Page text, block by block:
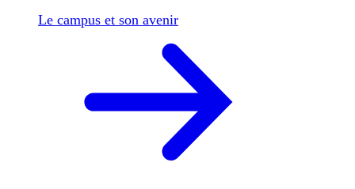
Le campus et son avenir